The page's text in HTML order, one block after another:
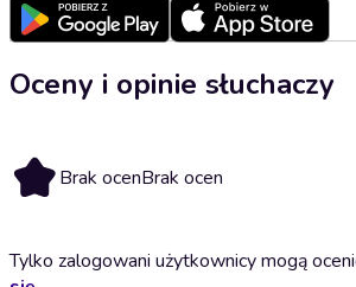
Oceny i opinie słuchaczy
Brak ocenBrak ocen
Tylko zalogowani użytkownicy mogą